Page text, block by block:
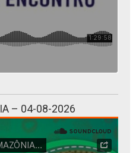
– 04-08-2026